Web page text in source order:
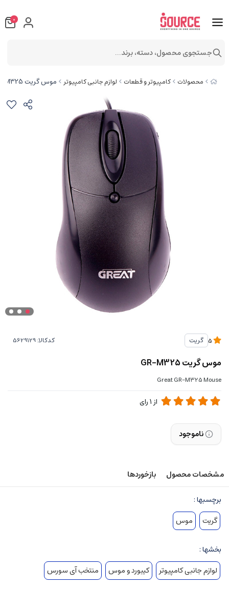
محصولات کامپیوتر و قطعات لوازم جانبی کامپیوتر موس گریت GR-M325
گریت کدکالا:
موس گریت GR-M325
Great GR-M325 Mouse
از 1رای
ناموجود
مشخصات محصول بازخوردها
برچسبها :
گریت
موس
بخشها :
لوازم جانبی کامپیوتر
کیبورد و موس منتخب آی سورس
0
جستجوی محصول، دسته، برند...